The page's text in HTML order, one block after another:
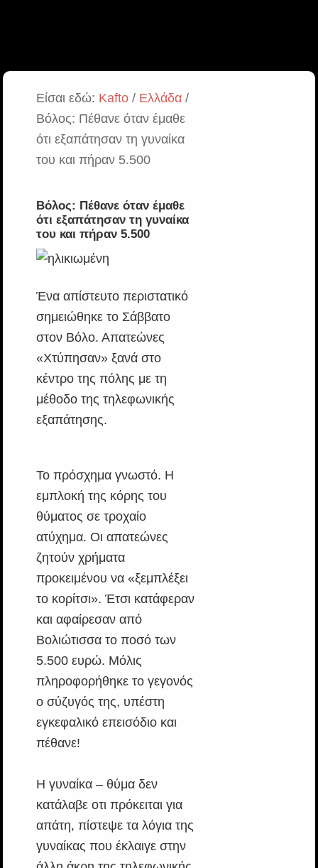
Είσαι εδώ: Kafto/ Ελλάδα/
Βόλος: Πέθανε όταν έμαθε
ότι εξαπάτησαν τη γυναίκα
του και πήραν 5.500
Βόλος: Πέθανε όταν έμαθε
ότι εξαπάτησαν τη γυναίκα
του και πήραν 5.500
Ένα απίστευτο περιστατικό
σημειώθηκε το Σάββατο
στον Βόλο. Απατεώνες
«Χτύπησαν» ξανά στο
κέντρο της πόλης με τη
μέθοδο της τηλεφωνικής
εξαπάτησης.
Το πρόσχημα γνωστό. Η
εμπλοκή της κόρης του
θύματος σε τροχαίο
ατύχημα. Οι απατεώνες
ζητούν χρήματα
προκειμένου να «ξεμπλέξει
το κορίτσι». Έτσι κατάφεραν
και αφαίρεσαν από
Βολιώτισσα το ποσό των
5.500 ευρώ. Μόλις
πληροφορήθηκε το γεγονός
ο σύζυγός της, υπέστη
εγκεφαλικό επεισόδιο και
πέθανε!
Η γυναίκα – θύμα δεν
κατάλαβε οτι πρόκειται για
απάτη, πίστεψε τα λόγια της
γυναίκας που έκλαιγε στην